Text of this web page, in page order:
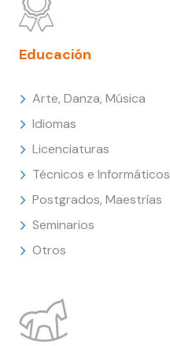
Educación
Arte, Danza, Música
Idiomas
Licenciaturas
Técnicos e Informáticos
Postgrados, Maestrías
Seminarios
Otros